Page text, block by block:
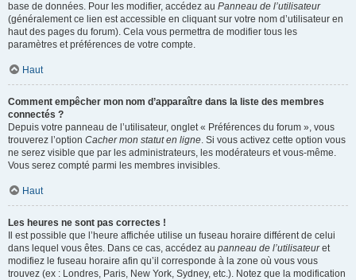
base de données. Pour les modifier, accédez au Panneau de l’utilisateur
(généralement ce lien est accessible en cliquant sur votre nom d’utilisateur en
haut des pages du forum). Cela vous permettra de modifier tous les
paramètres et préférences de votre compte.
Haut
Comment empêcher mon nom d’apparaître dans la liste des membres
connectés ?
Depuis votre panneau de l’utilisateur, onglet « Préférences du forum », vous
trouverez l’option Cacher mon statut en ligne. Si vous activez cette option vous
ne serez visible que par les administrateurs, les modérateurs et vous-même.
Vous serez compté parmi les membres invisibles.
Haut
Les heures ne sont pas correctes !
Il est possible que l’heure affichée utilise un fuseau horaire différent de celui
dans lequel vous êtes. Dans ce cas, accédez au panneau de l’utilisateuret
modifiez le fuseau horaire afin qu’il corresponde à la zone où vous vous
trouvez (ex : Londres, Paris, New York, Sydney, etc.). Notez que la modification